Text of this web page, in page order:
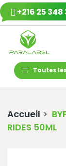
+216 25 348
Toutes
Accueil
RIDES 50ML